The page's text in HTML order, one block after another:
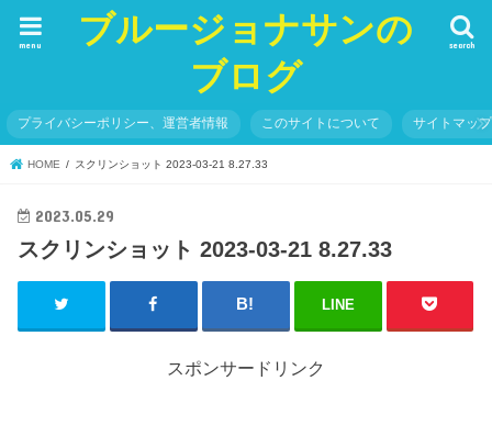
ブルージョナサンの
ブログ
search
menu
プライバシーポリシー、運営者情報 このサイトについて サイトマップ
HOME スクリンショット 2023-03-21 8.27.33
2023.05.29
スクリンショット 2023-03-21 8.27.33
LINE
スポンサードリンク